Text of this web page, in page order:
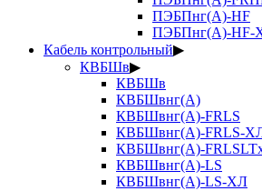
ПЭБПнг(А)-HF
ПЭБПнг(А)-HF-
Кабель контрольный▶
КВБШв▶
КВБШв
КВБШвнг(А)
КВБШвнг(А)-FRLS
КВБШвнг(А)-FRLS-
КВБШвнг(А)-
КВБШвнг(А)-LS
КВБШвнг(А)-LS-ХЛ